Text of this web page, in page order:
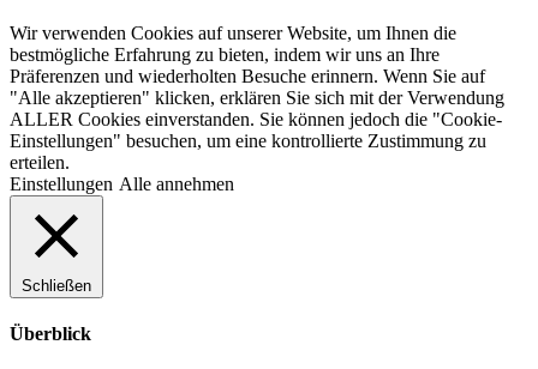
Wir verwenden Cookies auf unserer Website, um Ihnen die
bestmögliche Erfahrung zu bieten, indem wir uns an Ihre
Präferenzen und wiederholten Besuche erinnern. Wenn Sie auf
"Alle akzeptieren" klicken, erklären Sie sich mit der Verwendung
ALLER Cookies einverstanden. Sie können jedoch die "Cookie-
Einstellungen" besuchen, um eine kontrollierte Zustimmung zu
erteilen.
Einstellungen Alle annehmen
Schließen
Überblick